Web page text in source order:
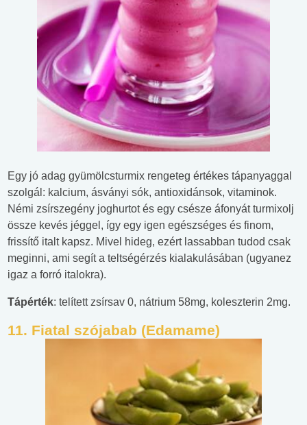
Egy jó adag gyümölcsturmix rengeteg értékes tápanyaggal
szolgál: kalcium, ásványi sók, antioxidánsok, vitaminok.
Némi zsírszegény joghurtot és egy csésze áfonyát turmixolj
össze kevés jéggel, így egy igen egészséges és finom,
frissítő italt kapsz. Mivel hideg, ezért lassabban tudod csak
meginni, ami segít a teltségérzés kialakulásában (ugyanez
igaz a forró italokra).
Tápérték: telített zsírsav 0, nátrium 58mg, koleszterin 2mg.
11. Fiatal szójabab (Edamame)